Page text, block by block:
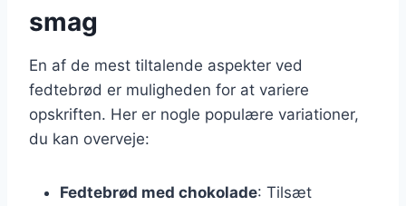
smag
En af de mest tiltalende aspekter ved
fedtebrød er muligheden for at variere
opskriften. Her er nogle populære variationer,
du kan overveje:
Fedtebrød med chokolade: Tilsæt